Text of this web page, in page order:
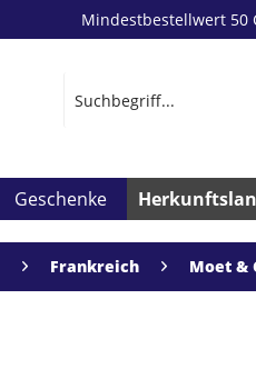
Mindestbestellwert 50
Geschenke
Frankreich Moet &